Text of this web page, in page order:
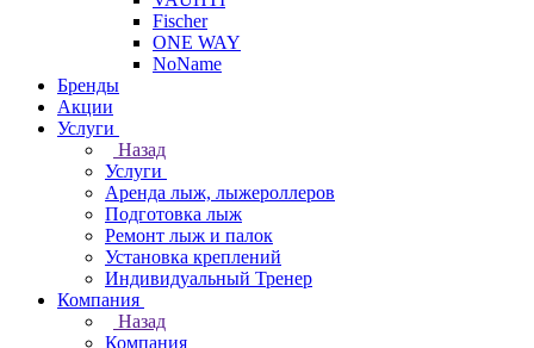
Fischer
ONE WAY
NoName
Бренды
Акции
Услуги
Назад
Услуги
Аренда лыж, лыжероллеров
Подготовка лыж
Ремонт лыж и палок
Установка креплений
Индивидуальный Тренер
Компания
Назад
Компания